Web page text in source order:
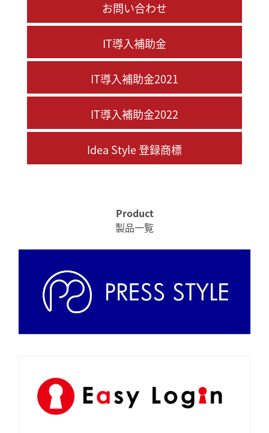
お問い合わせ
IT導入補助金
IT導入補助金2021
IT導入補助金2022
Idea Style 登録商標
Product
製品一覧